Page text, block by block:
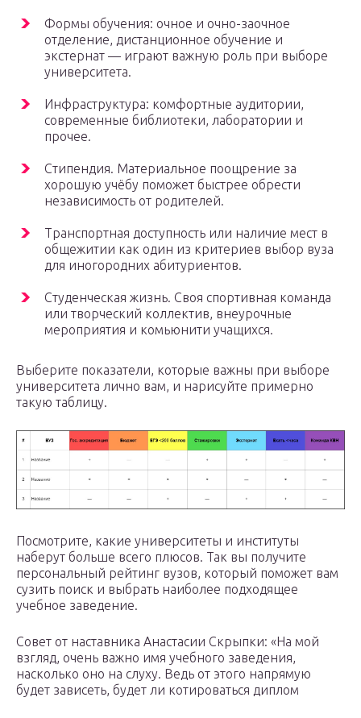
Формы обучения: очное и очно-заочное
отделение, дистанционное обучение и
экстернат — играют важную роль при выборе
университета.
Инфраструктура: комфортные аудитории,
современные библиотеки, лаборатории и
прочее.
Стипендия. Материальное поощрение за
хорошую учёбу поможет быстрее обрести
независимость от родителей.
Транспортная доступность или наличие мест в
общежитии как один из критериев выбор вуза
для иногородних абитуриентов.
Студенческая жизнь. Своя спортивная команда
или творческий коллектив, внеурочные
мероприятия и комьюнити учащихся.
Выберите показатели, которые важны при выборе
университета лично вам, и нарисуйте примерно
такую таблицу.
Посмотрите, какие университеты и институты
наберут больше всего плюсов. Так вы получите
персональный рейтинг вузов, который поможет вам
сузить поиск и выбрать наиболее подходящее
учебное заведение.
Совет от наставника Анастасии Скрыпки: «На мой
взгляд, очень важно имя учебного заведения,
насколько оно на слуху. Ведь от этого напрямую
будет зависеть, будет ли котироваться диплом